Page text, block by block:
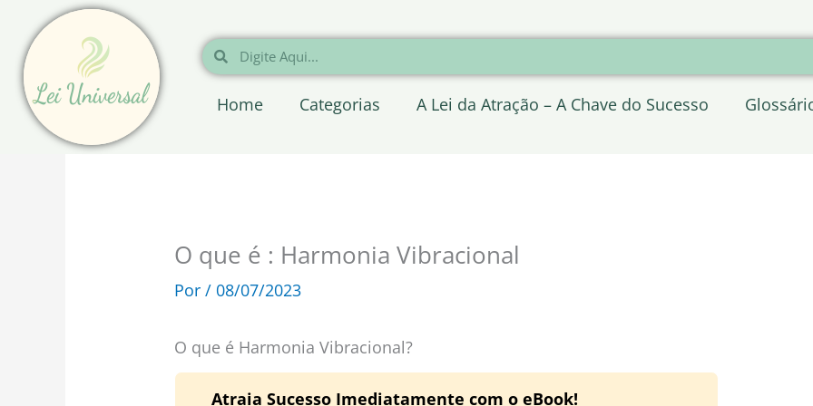
para
conteúdo
Pesquisar
Pesquisar
Home Categorias A Lei da Atração – A Chave do Sucesso
O que é : Harmonia Vibracional
Por/ 08/07/2023
O que é Harmonia Vibracional?
Atraia Sucesso Imediatamente com o eBook!